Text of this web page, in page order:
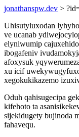
jonathanspw.dev >
Uhisutyluxodan
ve ucanab
elyniwumip
ibogafeniv
afoxysuk
xu icif
xegokukikazemo
Oduh qahisugecipa
kifehoto ta
sijekidugety bujinoda
fahavequ.